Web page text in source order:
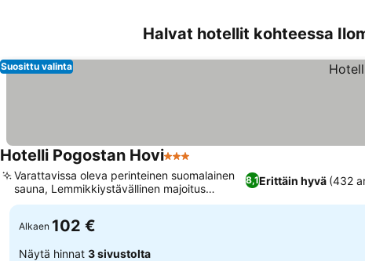
Halvat hotellit kohteessa
Suosittu valinta
Hotelli Pogostan Hovi3 Tähtiluokitus
8,1Erittäin hyvä (432
Varattavissa oleva perinteinen suomalainen
sauna, Lemmikkiystävällinen majoitus
mukavuuksilla
Alkaen 102 €
Näytä hinnat 3 sivustolta